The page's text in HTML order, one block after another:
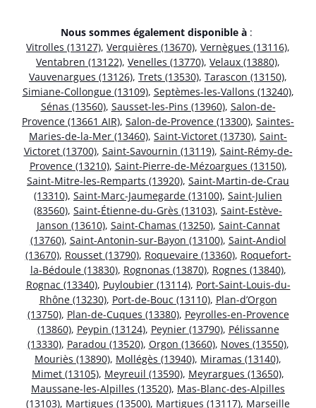
Nous sommes également disponible à :
Vitrolles (13127), Verquières (13670), Vernègues (13116),
Ventabren (13122), Venelles (13770), Velaux (13880),
Vauvenargues (13126), Trets (13530), Tarascon (13150),
Simiane-Collongue (13109), Septèmes-les-Vallons (13240),
Sénas (13560), Sausset-les-Pins (13960), Salon-de-
Provence (13661 AIR), Salon-de-Provence (13300), Saintes-
Maries-de-la-Mer (13460), Saint-Victoret (13730), Saint-
Victoret (13700), Saint-Savournin (13119), Saint-Rémy-de-
Provence (13210), Saint-Pierre-de-Mézoargues (13150),
Saint-Mitre-les-Remparts (13920), Saint-Martin-de-Crau
(13310), Saint-Marc-Jaumegarde (13100), Saint-Julien
(83560), Saint-Étienne-du-Grès (13103), Saint-Estève-
Janson (13610), Saint-Chamas (13250), Saint-Cannat
(13760), Saint-Antonin-sur-Bayon (13100), Saint-Andiol
(13670), Rousset (13790), Roquevaire (13360), Roquefort-
la-Bédoule (13830), Rognonas (13870), Rognes (13840),
Rognac (13340), Puyloubier (13114), Port-Saint-Louis-du-
Rhône (13230), Port-de-Bouc (13110), Plan-d’Orgon
(13750), Plan-de-Cuques (13380), Peyrolles-en-Provence
(13860), Peypin (13124), Peynier (13790), Pélissanne
(13330), Paradou (13520), Orgon (13660), Noves (13550),
Mouriès (13890), Mollégès (13940), Miramas (13140),
Mimet (13105), Meyreuil (13590), Meyrargues (13650),
Maussane-les-Alpilles (13520), Mas-Blanc-des-Alpilles
(13103), Martigues (13500), Martigues (13117), Marseille